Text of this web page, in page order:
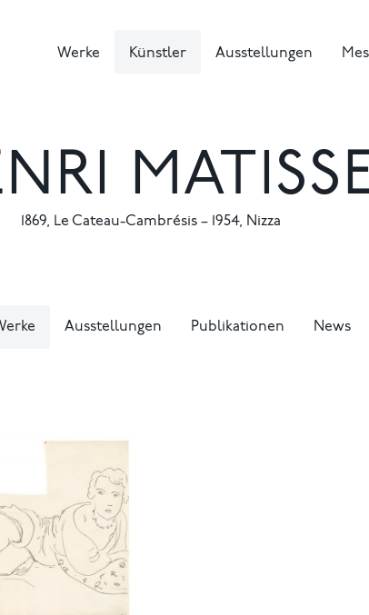
Werke Künstler Ausstellungen
1869, Le Cateau-Cambrésis – 1954, Nizza
Ausstellungen Publikationen News